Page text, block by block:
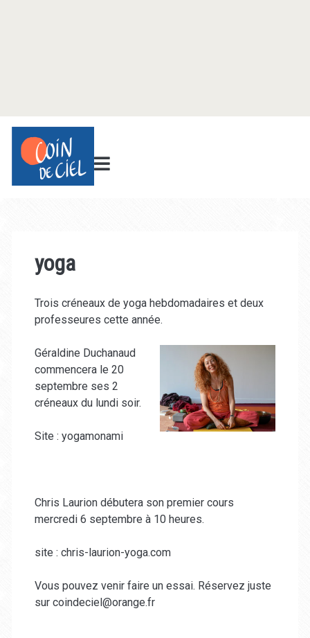
yoga
Trois créneaux de yoga hebdomadaires et deux
professeures cette année.
Géraldine Duchanaud
commencera le 20
septembre ses 2
créneaux du lundi soir.
Site : yogamonami
Chris Laurion débutera son premier cours
mercredi 6 septembre à 10 heures.
site : chris-laurion-yoga.com
Vous pouvez venir faire un essai. Réservez juste
sur coindeciel@orange.fr